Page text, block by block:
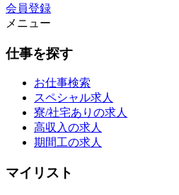
会員登録
メニュー
仕事を探す
お仕事検索
スペシャル求人
寮/社宅ありの求人
高収入の求人
期間工の求人
マイリスト